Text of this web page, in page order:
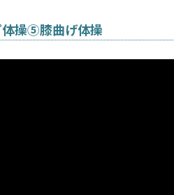
体操⑤膝曲げ体操